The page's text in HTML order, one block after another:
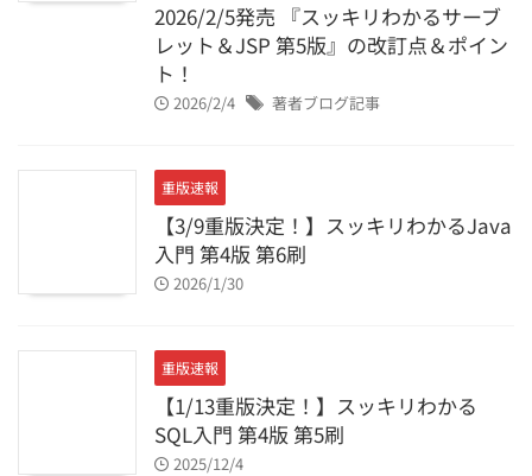
2026/2/5発売 『スッキリわかるサーブ
レット＆JSP 第5版』の改訂点＆ポイン
ト！
2026/2/4 著者ブログ記事
重版速報
【3/9重版決定！】スッキリわかるJava
入門 第4版 第6刷
2026/1/30
重版速報
【1/13重版決定！】スッキリわかる
SQL入門 第4版 第5刷
2025/12/4